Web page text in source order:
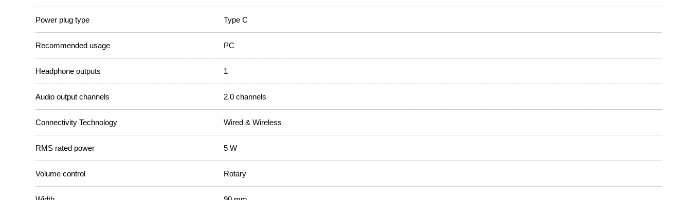
Power plug type Type C
Recommended usage PC
Headphone outputs 1
Audio output channels 2.0 channels
Connectivity Technology Wired & Wireless
RMS rated power 5 W
Volume control Rotary